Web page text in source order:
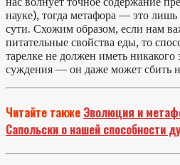
науке), тогда метафора — это
сути. Схожим образом, если нам
питательные свойства еды, то
тарелке не должен иметь никакого
суждения — он даже может сбить
Читайте также Эволюция и
Сапольски о нашей способности